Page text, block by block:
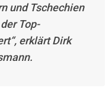
und Tschechien
Top-
erklärt Dirk